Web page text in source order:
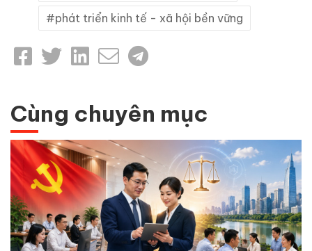
phát triển kinh tế - xã hội bền vững
Cùng chuyên mục